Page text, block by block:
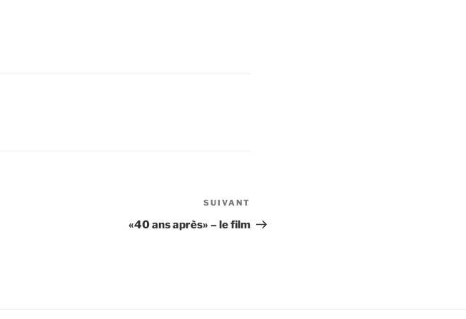
suivant
SUIVANT
«40 ans après» – le film